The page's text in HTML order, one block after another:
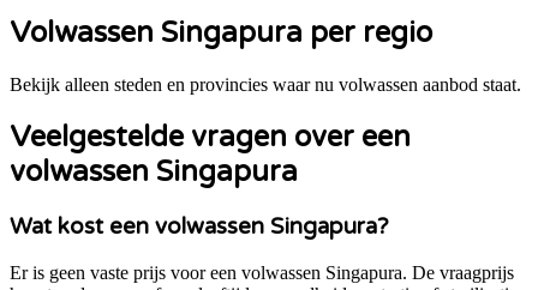
Volwassen Singapura per regio
Bekijk alleen steden en provincies waar nu volwassen aanbod staat.
Veelgestelde vragen over een
volwassen Singapura
Wat kost een volwassen Singapura?
Er is geen vaste prijs voor een volwassen Singapura. De vraagprijs